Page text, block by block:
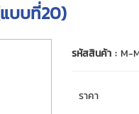
บบที่20)
รหัสสินค้า : M-
ราคา